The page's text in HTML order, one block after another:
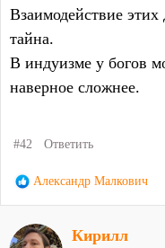
Взаимодействие
тайна.
В индуизме у богов
наверное сложнее.
#42 Ответить
Р
к
Александр Малкович
Кирилл